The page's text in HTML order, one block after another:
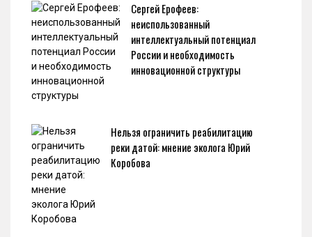
Сергей Ерофеев:
неиспользованный
интеллектуальный потенциал
России и необходимость
инновационной структуры
Нельзя ограничить реабилитацию
реки датой: мнение эколога Юрий
Коробова